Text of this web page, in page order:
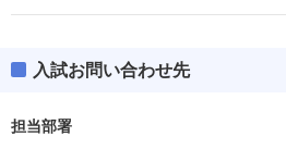
偏差値
入試お問い合わせ先
担当部署